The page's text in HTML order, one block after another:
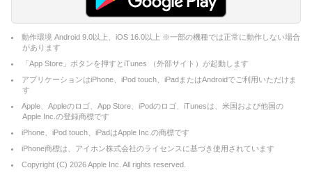
動作環境 Android 9.0以上、iOS 16.0以上 ※一部の機種では正常に動作しない場合
があります
「App Store」ボタンを押すとiTunes （外部サイト）が起動します
アプリケーションはiPhone、iPod touch、iPadまたはAndroidでご利用いただけま
す
Apple、Appleのロゴ、App Store、iPodのロゴ、iTunesは、米国および他国の
Apple Inc.の登録商標です
iPhone、iPod touch、iPadはApple Inc.の商標です
iPhone商標は、アイホン株式会社のライセンスに基づき使用されています
Copyright (C) 2026Apple Inc. All rights reserved.